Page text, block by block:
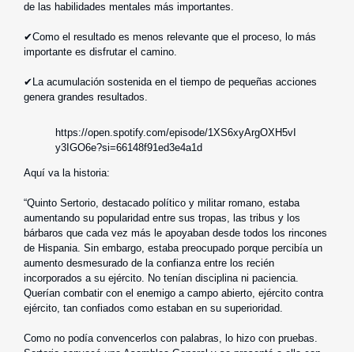
de las habilidades mentales más importantes.
✔Como el resultado es menos relevante que el proceso, lo más
importante es disfrutar el camino.
✔La acumulación sostenida en el tiempo de pequeñas acciones
genera grandes resultados.
https://open.spotify.com/episode/1XS6xyArgOXH5vI
y3IGO6e?si=66148f91ed3e4a1d
Aquí va la historia:
“Quinto Sertorio, destacado político y militar romano, estaba
aumentando su popularidad entre sus tropas, las tribus y los
bárbaros que cada vez más le apoyaban desde todos los rincones
de Hispania. Sin embargo, estaba preocupado porque percibía un
aumento desmesurado de la confianza entre los recién
incorporados a su ejército. No tenían disciplina ni paciencia.
Querían combatir con el enemigo a campo abierto, ejército contra
ejército, tan confiados como estaban en su superioridad.
Como no podía convencerlos con palabras, lo hizo con pruebas.